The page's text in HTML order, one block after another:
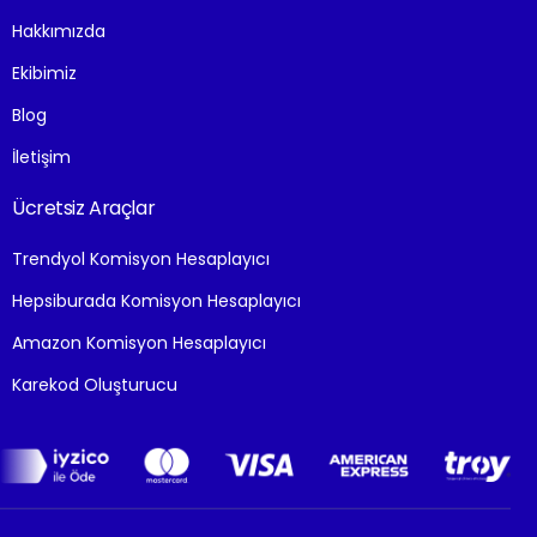
Hakkımızda
Ekibimiz
Blog
İletişim
Ücretsiz Araçlar
Trendyol Komisyon Hesaplayıcı
Hepsiburada Komisyon Hesaplayıcı
Amazon Komisyon Hesaplayıcı
Karekod Oluşturucu